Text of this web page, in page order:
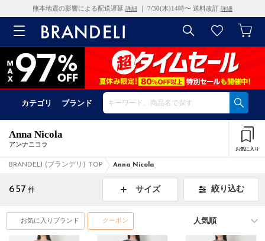
熊本地震の影響による配送遅延 詳細 ｜ 7/30(木)14時〜 送料改訂 詳細
カテゴリ ブランド
Anna Nicola
アンナニコラ
お気に入り
BRANDELI (ブランデリ) TOP Anna Nicola
657 件 サイズ 絞り込む
お気に入りブランド クーポン